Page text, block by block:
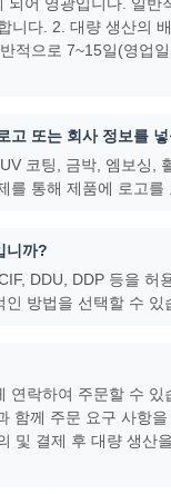
니다. 2. 대량 생산의
적으로 7~15일(영업
고 또는 회사 정보를
코팅, 금박, 엠보싱,
를 통해 제품에 로고를
니까?
DDU, DDP 등을 허
방법을 선택할 수 있
연락하여 주문할 수 있
함께 주문 요구 사항
및 결제 후 대량 생산